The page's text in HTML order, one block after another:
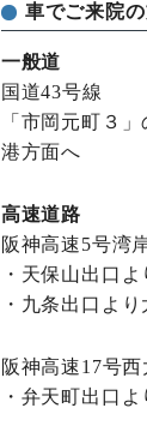
車でご来院
一般道
国道43号線
「市岡元町３
港方面へ
高速道路
阪神高速5号湾
・天保山出口
・九条出口よ
阪神高速17号西
・弁天町出口